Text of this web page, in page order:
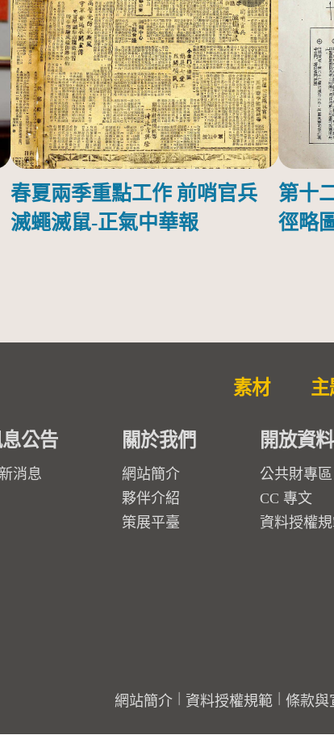
春夏兩季重點工作 前哨官兵
滅蠅滅鼠-正氣中華報
第十
徑略
素材 主
公告
消息
關於我們
網站簡介
夥伴介紹
策展平臺
開放資料
公共財專區
CC 專文
資料授權
網站簡介 資料授權規範 條款與